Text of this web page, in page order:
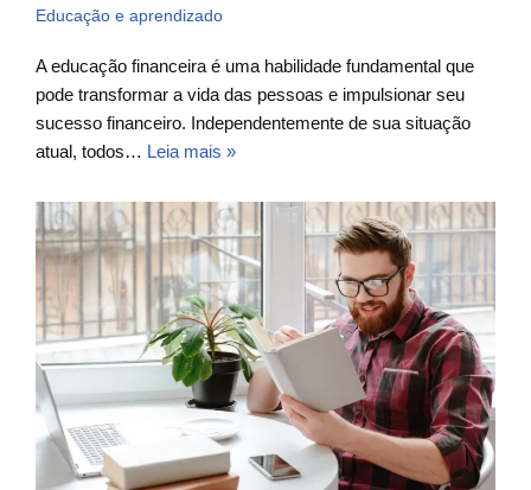
Educação e aprendizado
A educação financeira é uma habilidade fundamental que
pode transformar a vida das pessoas e impulsionar seu
sucesso financeiro. Independentemente de sua situação
atual, todos… Leia mais »